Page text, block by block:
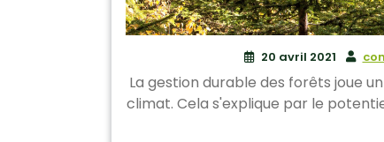
20 avril 2021
La gestion durable des forêts joue
climat. Cela s'explique par le